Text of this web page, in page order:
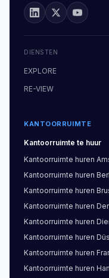
DIENSTEN
EXPLORE
RE-VIEW
KANTOORRUIMTE
Kantoorruimte te huur
Kantoorruimte huren
Kantoorruimte huren
Kantoorruimte huren
Kantoorruimte huren
Kantoorruimte huren
Kantoorruimte huren
Kantoorruimte huren
Kantoorruimte huren